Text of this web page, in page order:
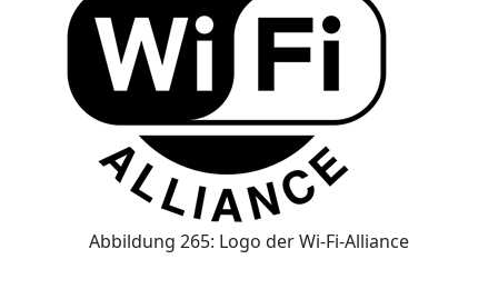
Abbildung 265: Logo der Wi-Fi-Alliance